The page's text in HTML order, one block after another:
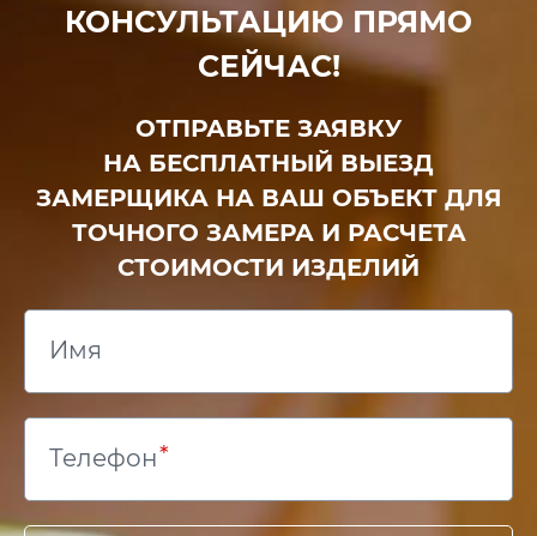
КОНСУЛЬТАЦИЮ ПРЯМО
СЕЙЧАС!
ОТПРАВЬТЕ ЗАЯВКУ
НА БЕСПЛАТНЫЙ ВЫЕЗД
ЗАМЕРЩИКА НА ВАШ ОБЪЕКТ ДЛЯ
ТОЧНОГО ЗАМЕРА И РАСЧЕТА
СТОИМОСТИ ИЗДЕЛИЙ
Имя
Телефон